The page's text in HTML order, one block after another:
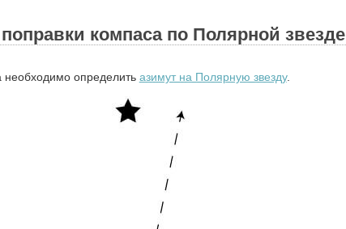
компаса по Полярной звезде
необходимо определить азимут на Полярную звезду.